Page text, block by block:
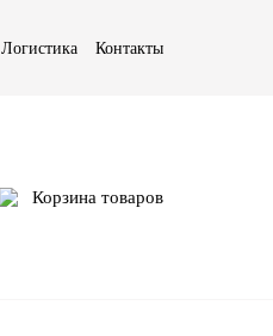
Логистика Контакты
Корзина товаров